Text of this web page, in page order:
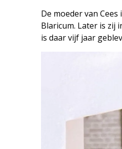
De moeder van
Blaricum. Later is zij
is daar vijf jaar